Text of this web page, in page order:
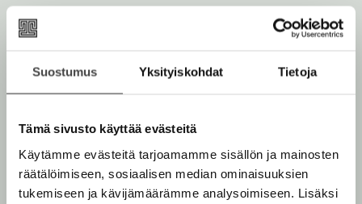
Suostumus Yksityiskohdat Tietoja
Tämä sivusto käyttää evästeitä
Käytämme evästeitä tarjoamamme sisällön ja mainosten
räätälöimiseen, sosiaalisen median ominaisuuksien
tukemiseen ja kävijämäärämme analysoimiseen. Lisäksi
l
y
g